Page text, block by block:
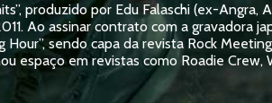
produzido por Edu Falaschi (ex-Angra,
Ao assinar contrato com a gravadora
sendo capa da revista Rock
espaço em revistas como Roadie Crew,